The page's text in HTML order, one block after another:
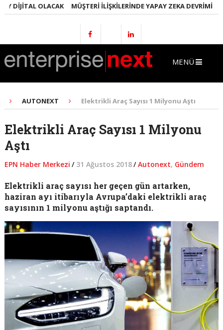
DIJITAL OLACAK MÜŞTERI İLIŞKILERINDE YAPAY ZEKA DEVRIMI
MENÜ
AUTONEXT Elektrikli Araç Sayısı 1 Milyonu Aştı
Elektrikli Araç Sayısı 1 Milyonu
Aştı
EPN Haber Merkezi / 31 Ağustos 2018/ Autonext, Gündem
Elektrikli araç sayısı her geçen gün artarken,
haziran ayı itibarıyla Avrupa’daki elektrikli araç
sayısının 1 milyonu aştığı saptandı.